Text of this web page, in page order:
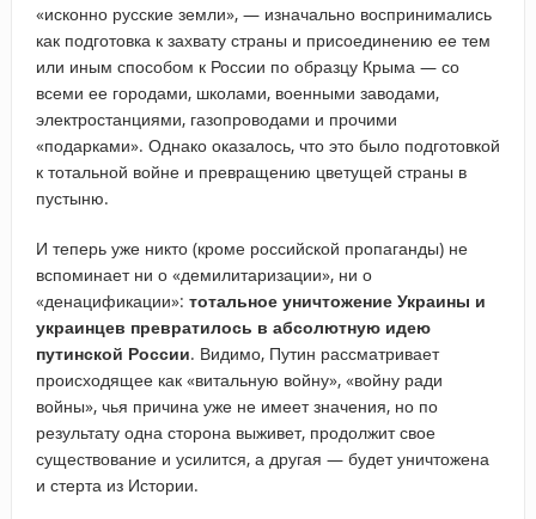
«исконно русские земли», — изначально воспринимались
как подготовка к захвату страны и присоединению ее тем
или иным способом к России по образцу Крыма — со
всеми ее городами, школами, военными заводами,
электростанциями, газопроводами и прочими
«подарками». Однако оказалось, что это было подготовкой
к тотальной войне и превращению цветущей страны в
пустыню.
И теперь уже никто (кроме российской пропаганды) не
вспоминает ни о «демилитаризации», ни о
«денацификации»: тотальное уничтожение Украины и
украинцев превратилось в абсолютную идею
путинской России. Видимо, Путин рассматривает
происходящее как «витальную войну», «войну ради
войны», чья причина уже не имеет значения, но по
результату одна сторона выживет, продолжит свое
существование и усилится, а другая — будет уничтожена
и стерта из Истории.